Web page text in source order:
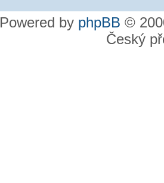
Powered by phpBB ©
Český